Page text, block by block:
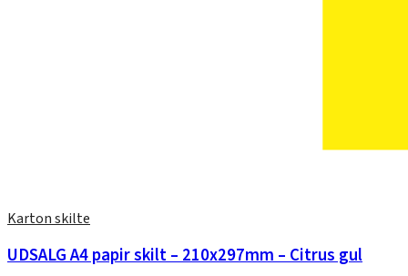
Karton skilte
UDSALG A4 papir skilt – 210x297mm – Citrus gul